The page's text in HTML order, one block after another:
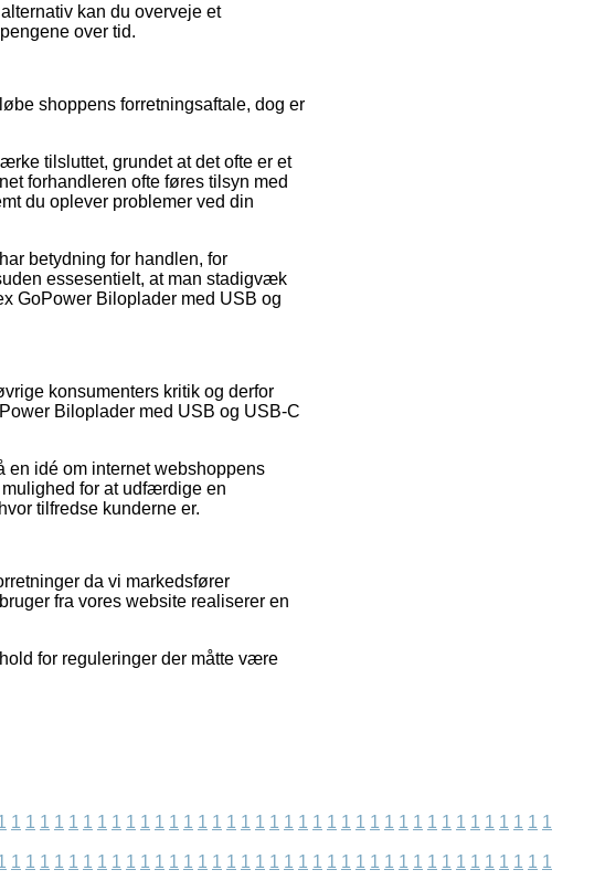
kan du overveje et
over tid.
shoppens forretningsaftale, dog er
tilsluttet, grundet at det ofte er et
forhandleren ofte føres tilsyn med
du oplever problemer ved din
betydning for handlen, for
essesentielt, at man stadigvæk
GoPower Biloplader med USB og
konsumenters kritik og derfor
Biloplader med USB og USB-C
idé om internet webshoppens
for at udfærdige en
tilfredse kunderne er.
da vi markedsfører
fra vores website realiserer en
for reguleringer der måtte være
1 1 1 1 1 1 1 1 1 1 1 1 1 1 1 1 1 1 1 1 1 1 1 1 1 1 1 1 1 1 1 1 1 1 1 1 1 1
1 1 1 1 1 1 1 1 1 1 1 1 1 1 1 1 1 1 1 1 1 1 1 1 1 1 1 1 1 1 1 1 1 1 1 1 1 1